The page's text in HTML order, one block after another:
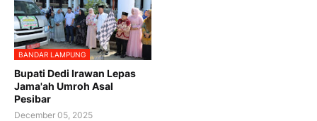
BANDAR LAMPUNG
Bupati Dedi Irawan Lepas
Jama'ah Umroh Asal
Pesibar
December 05, 2025